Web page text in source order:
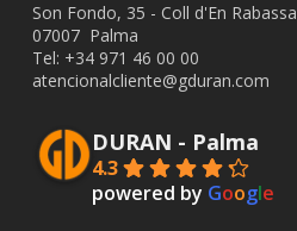
Son Fondo, 35 - Coll d'En Rabassa
07007 Palma
Tel: +34 971 46 00 00
atencionalcliente@gduran.com
DURAN - Palma
4.3
powered by Google